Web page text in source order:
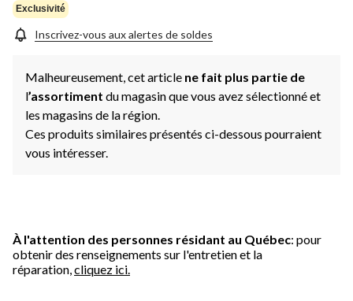
Exclusivité
Inscrivez-vous aux alertes de soldes
Malheureusement, cet article ne fait plus partie de
l’assortiment du magasin que vous avez sélectionné et
les magasins de la région.
Ces produits similaires présentés ci-dessous pourraient
vous intéresser.
À l'attention des personnes résidant au Québec: pour
obtenir des renseignements sur l'entretien et la
réparation, cliquez ici.